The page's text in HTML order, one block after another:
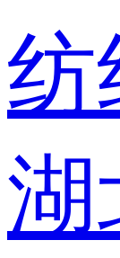
纺
湖